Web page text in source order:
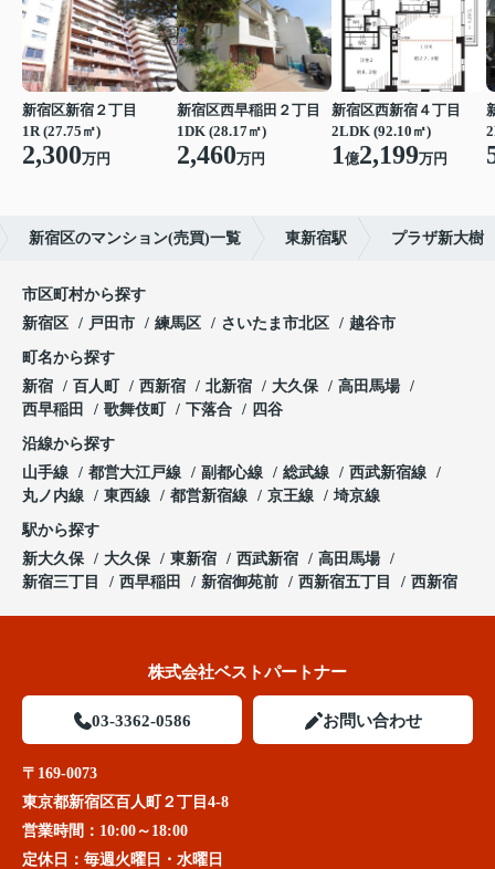
新宿区新宿２丁目
1R (27.75㎡)
2,300万円
新宿区西早稲田２丁目
1DK (28.17㎡)
2,460万円
新宿区西新宿４丁目
2LDK (92.10㎡)
1億2,199万円
新宿区のマンション(売買)一覧 東新宿駅 プラザ新大樹
市区町村から探す
新宿区
戸田市 練馬区 さいたま市北区 越谷市
町名から探す
新宿
百人町 西新宿 北新宿 大久保
高田馬場
西早稲田
歌舞伎町 下落合 四谷
沿線から探す
山手線
都営大江戸線 副都心線 総武線
西武新宿線
丸ノ内線
東西線 都営新宿線 京王線 埼京線
駅から探す
新大久保
大久保 東新宿 西武新宿
高田馬場
新宿三丁目
西早稲田 新宿御苑前 西新宿五丁目 西新宿
株式会社ベストパートナー
03-3362-0586 お問い合わせ
〒169-0073
東京都新宿区百人町２丁目4-8
営業時間： 10:00～18:00
定休日： 毎週火曜日・水曜日